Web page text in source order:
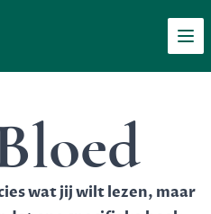
wat jij wilt lezen, maar